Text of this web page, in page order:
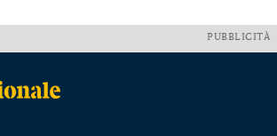
PUBBLICITÀ